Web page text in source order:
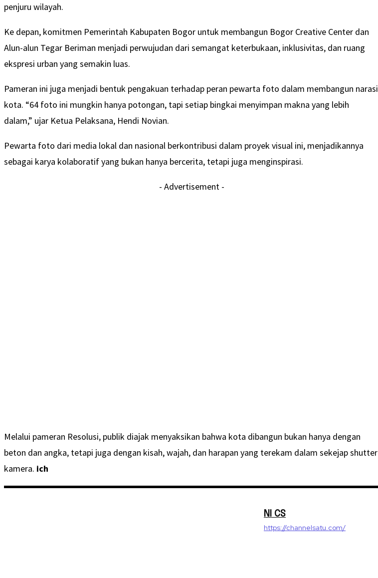
penjuru wilayah.
Ke depan, komitmen Pemerintah Kabupaten Bogor untuk membangun Bogor Creative Center dan
Alun-alun Tegar Beriman menjadi perwujudan dari semangat keterbukaan, inklusivitas, dan ruang
ekspresi urban yang semakin luas.
Pameran ini juga menjadi bentuk pengakuan terhadap peran pewarta foto dalam membangun narasi
kota. “64 foto ini mungkin hanya potongan, tapi setiap bingkai menyimpan makna yang lebih
dalam,” ujar Ketua Pelaksana, Hendi Novian.
Pewarta foto dari media lokal dan nasional berkontribusi dalam proyek visual ini, menjadikannya
sebagai karya kolaboratif yang bukan hanya bercerita, tetapi juga menginspirasi.
- Advertisement -
Melalui pameran Resolusi, publik diajak menyaksikan bahwa kota dibangun bukan hanya dengan
beton dan angka, tetapi juga dengan kisah, wajah, dan harapan yang terekam dalam sekejap shutter
kamera. ich
NI CS
https://channelsatu.com/